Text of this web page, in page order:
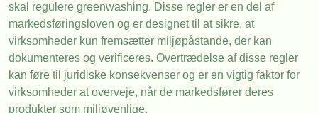
skal regulere greenwashing. Disse regler er en del af
markedsføringsloven og er designet til at sikre, at
virksomheder kun fremsætter miljøpåstande, der kan
dokumenteres og verificeres. Overtrædelse af disse regler
kan føre til juridiske konsekvenser og er en vigtig faktor for
virksomheder at overveje, når de markedsfører deres
produkter som miljøvenlige.